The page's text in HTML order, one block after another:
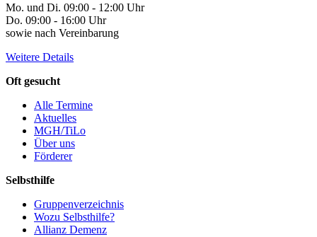
Mo. und Di. 09:00 - 12:00 Uhr
Do. 09:00 - 16:00 Uhr
sowie nach Vereinbarung
Weitere Details
Oft gesucht
Alle Termine
Aktuelles
MGH/TiLo
Über uns
Förderer
Selbsthilfe
Gruppenverzeichnis
Wozu Selbsthilfe?
Allianz Demenz